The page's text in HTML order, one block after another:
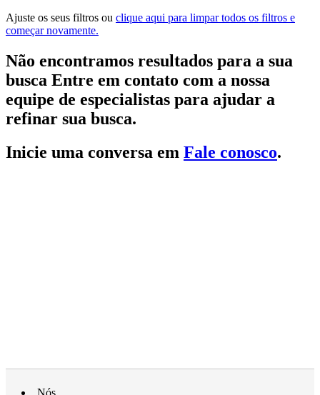
Ajuste os seus filtros ou clique aqui para limpar todos os filtros e
começar novamente.
Não encontramos resultados para a sua
busca Entre em contato com a nossa
equipe de especialistas para ajudar a
refinar sua busca.
Inicie uma conversa em Fale conosco.
Nós